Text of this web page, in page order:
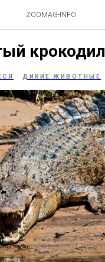
ZOOMAG-INFO
крокодил
ДИКИЕ ЖИВОТНЫЕ